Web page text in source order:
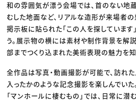
和の雰囲気が漂う会場では、首のない地
むした地面など、リアルな造形が来場者
掲示板に貼られた「この人を探していま
う。展示物の横には素材や制作背景を解説
部までつくり込まれた美術表現の魅力を知
全作品は写真・動画撮影が可能で、訪れ
入ったかのような記念撮影を楽しんでい
「マンホールに棲むもの」では、日常に